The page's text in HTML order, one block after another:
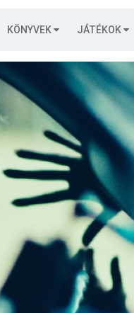
KÖNYVEK JÁTÉKOK